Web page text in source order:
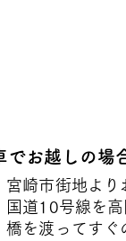
でお越しの場
宮崎市街地より
国道10号線を
橋を渡ってすぐ